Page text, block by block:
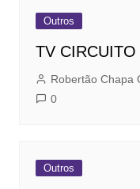
Outros
TV CIRCUITO
Robertão Chapa
0
Outros